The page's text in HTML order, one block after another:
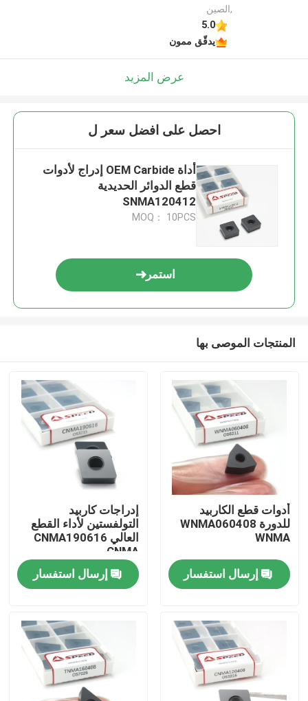
المنتجات
,الصين
5.0
يدقّق ممون
عرض المزيد
احصل على افضل سعر ل
أداة OEM Carbide إدراج لأدوات
قطع الدوائر الحديدية
SNMA120412
MOQ： 10PCS
استمر
المنتجات الموصى بها
أدوات قطع الكاربيد
للدورة WNMA060408
WNMA
إرسال استفسار
إدراجات كاربيد
التولفستين لأداء القطع
العالي CNMA190616
CNMA
إرسال استفسار